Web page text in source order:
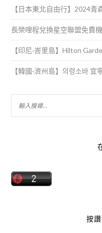
【日本東北自由行】2024
長榮哩程兌換星空聯盟免費
【印尼·峇里島】Hilton
【韓國·濟州島】의령소바
按